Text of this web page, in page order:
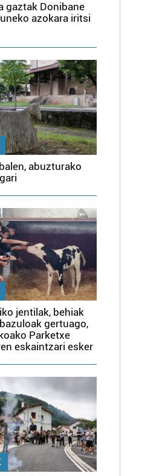
gaztak Donibane
azokara iritsi
abuzturako
jentilak, behiak
gertuago,
Parketxe
eskaintzari esker